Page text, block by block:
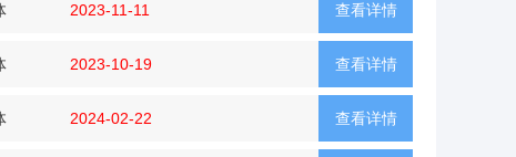
查看详情
2023-11-11
查看详情
2023-10-19
查看详情
2024-02-22